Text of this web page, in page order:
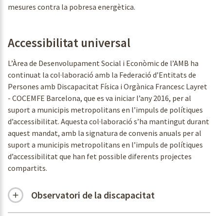
mesures contra la pobresa energètica.
Accessibilitat universal
L’Àrea de Desenvolupament Social i Econòmic de l’AMB ha
continuat la col·laboració amb la Federació d’Entitats de
Persones amb Discapacitat Física i Orgànica Francesc Layret
- COCEMFE Barcelona, que es va iniciar l’any 2016, per al
suport a municipis metropolitans en l’impuls de polítiques
d’accessibilitat. Aquesta col·laboració s’ha mantingut durant
aquest mandat, amb la signatura de convenis anuals per al
suport a municipis metropolitans en l’impuls de polítiques
d’accessibilitat que han fet possible diferents projectes
compartits.
Observatori de la discapacitat